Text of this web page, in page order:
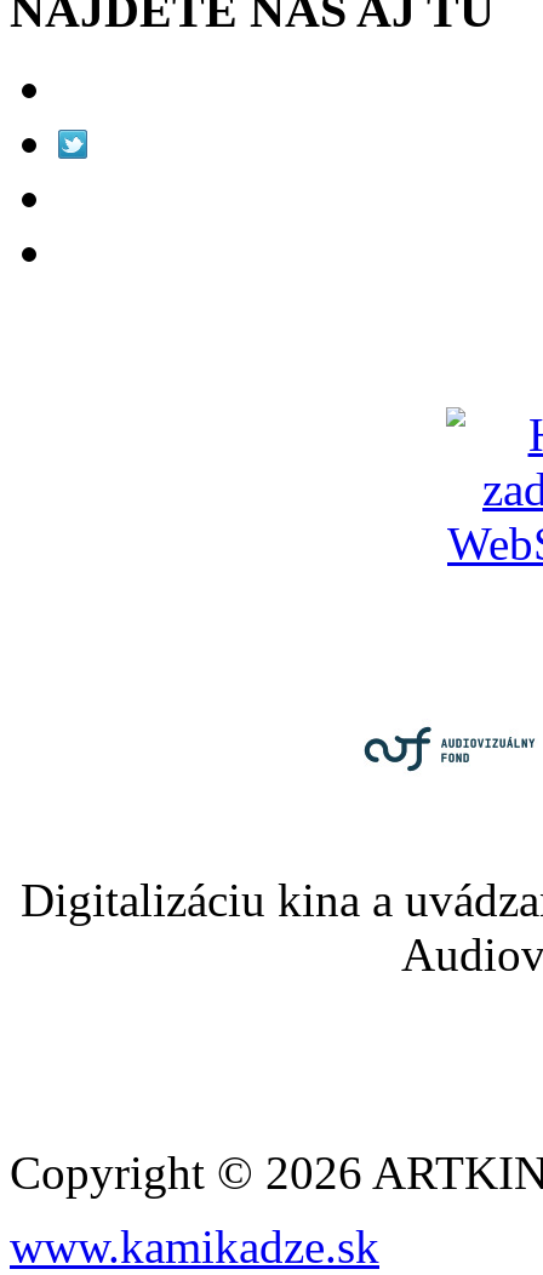
Digitalizáciu kina a
Copyright © 2026
www.kamikadze.sk